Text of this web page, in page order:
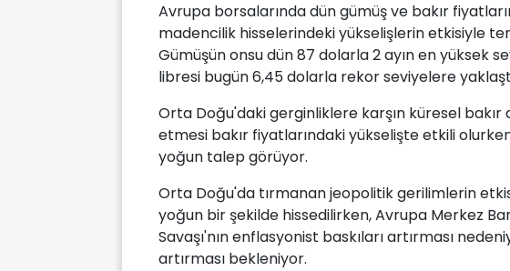
Avrupa borsalarında dün gümüş ve bakır
madencilik hisselerindeki yükselişlerin etkisiyle
Gümüşün onsu dün 87 dolarla 2 ayın en yüksek
libresi bugün 6,45 dolarla rekor seviyelere
Orta Doğu'daki gerginliklere karşın küresel bakır
etmesi bakır fiyatlarındaki yükselişte etkili
yoğun talep görüyor.
Orta Doğu'da tırmanan jeopolitik gerilimlerin
yoğun bir şekilde hissedilirken, Avrupa Merkez
Savaşı'nın enflasyonist baskıları artırması
artırması bekleniyor.